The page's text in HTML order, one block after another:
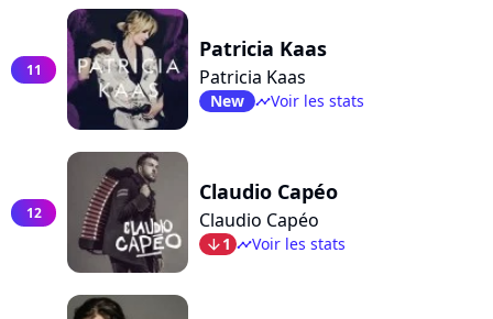
11
Patricia Kaas
Patricia Kaas
New timelineVoir les stats
12
Claudio Capéo
Claudio Capéo
arrow_bot1 timelineVoir les stats